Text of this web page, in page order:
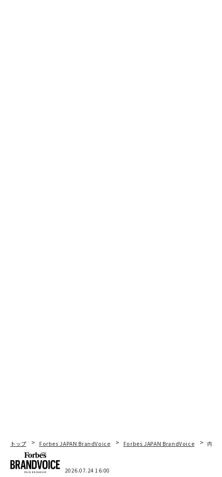
トップ Forbes JAPAN BrandVoice Forbes JAPAN BrandVoice 内製
2026.07.24 16:00